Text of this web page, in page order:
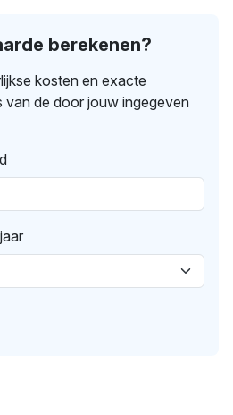
berekenen?
kosten en exacte
van de door jouw ingegeven